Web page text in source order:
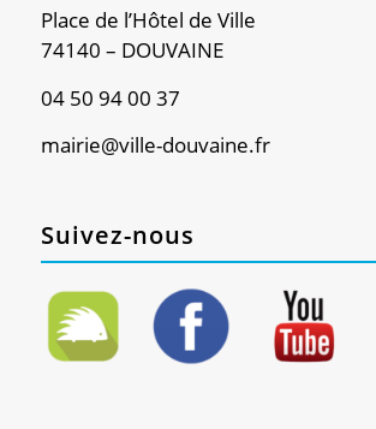
Place de l’Hôtel de Ville
74140 – DOUVAINE
04 50 94 00 37
mairie@ville-douvaine.fr
Suivez-nous